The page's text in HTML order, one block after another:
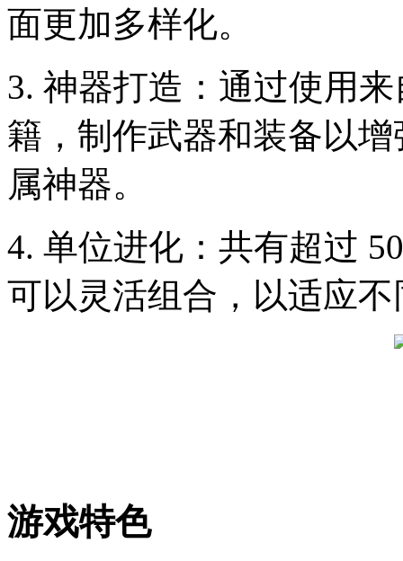
面更加多样化。
3. 神器打造：通过使用
籍，制作武器和装备以
属神器。
4. 单位进化：共有超过
可以灵活组合，以适应
游戏特色